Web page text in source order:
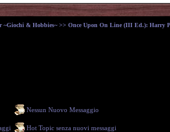
~Giochi & Hobbies~ >> Once Upon On Line (III Ed.): Harry
Nessun Nuovo Messaggio
Hot Topic senza nuovi messaggi